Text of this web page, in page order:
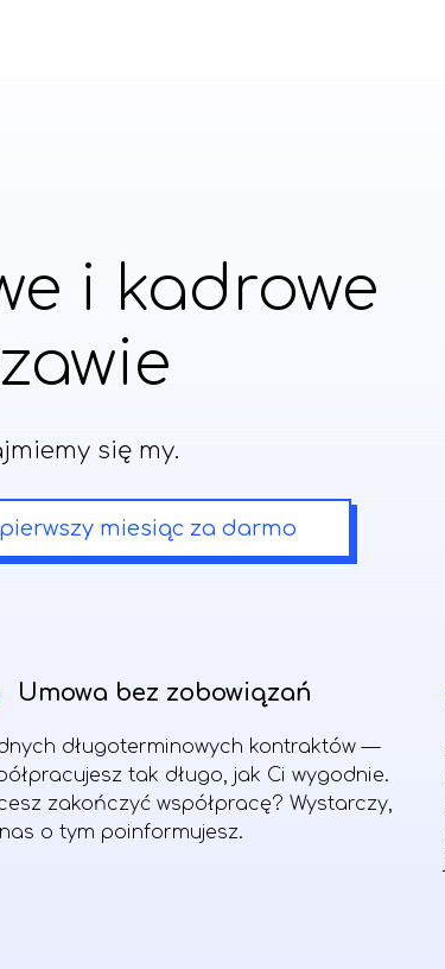
i kadrowe
się my.
miesiąc za darmo
Umowa bez zobowiązań
długoterminowych kontraktów —
tak długo, jak Ci wygodnie.
zakończyć współpracę? Wystarczy,
o tym poinformujesz.